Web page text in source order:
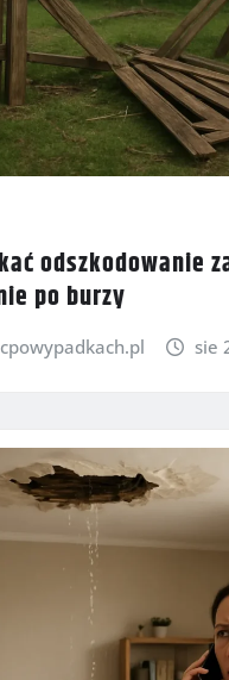
odszkodowanie
po burzy
sie